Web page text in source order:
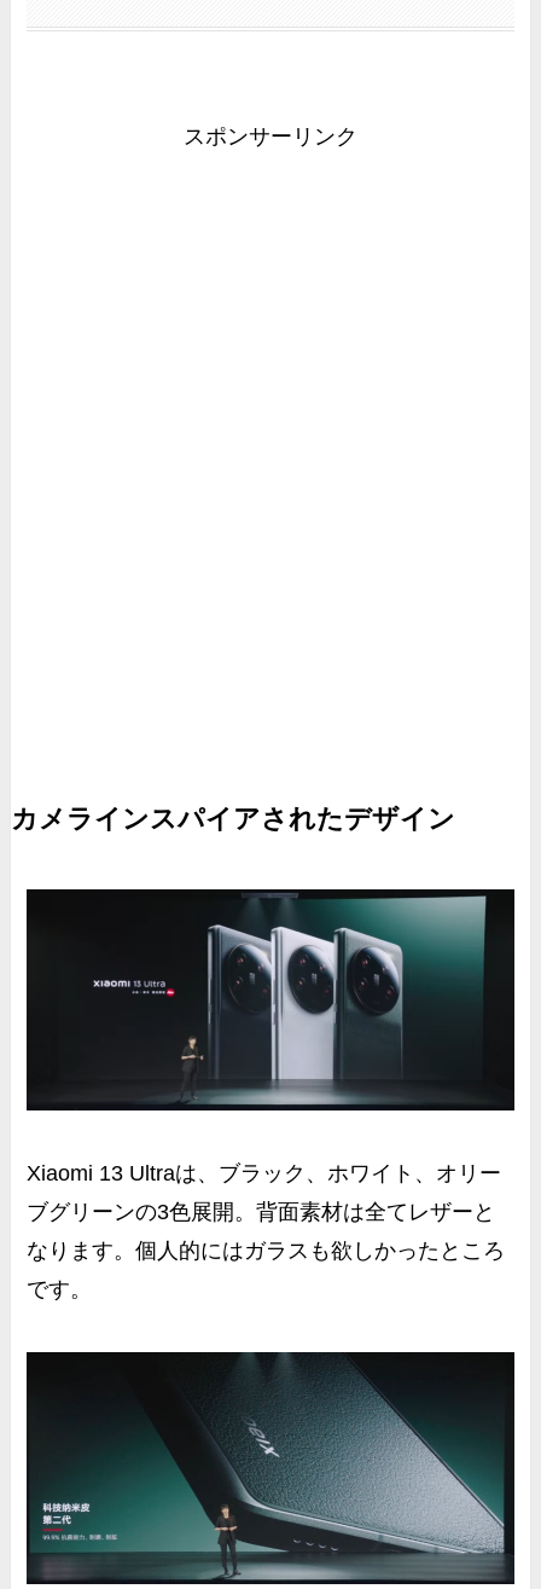
スポンサーリンク
カメラインスパイアされたデザイン
Xiaomi 13 Ultraは、ブラック、ホワイト、オリー
ブグリーンの3色展開。背面素材は全てレザーと
なります。個人的にはガラスも欲しかったところ
です。